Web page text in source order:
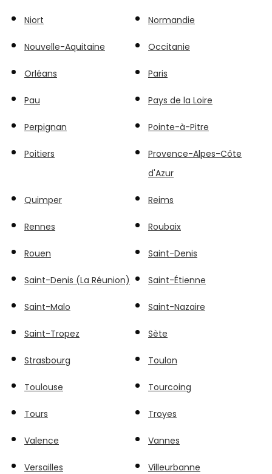
Niort Normandie
Nouvelle-Aquitaine Occitanie
Orléans Paris
Pau Pays de la Loire
Perpignan Pointe-à-Pitre
Poitiers
Provence-Alpes-Côte
d'Azur
Quimper Reims
Rennes Roubaix
Rouen Saint-Denis
Saint-Denis (La Réunion) Saint-Étienne
Saint-Malo Saint-Nazaire
Saint-Tropez Sète
Strasbourg Toulon
Toulouse Tourcoing
Tours Troyes
Valence Vannes
Versailles Villeurbanne